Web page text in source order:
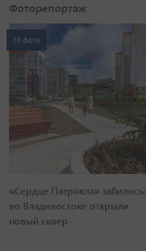
Фоторепортаж
20 фото
«Сердце Патрокла» забилось:
во Владивостоке открыли
новый сквер